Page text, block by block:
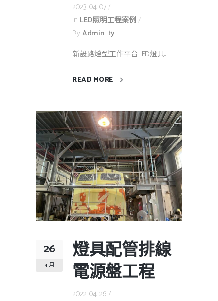
2023-04-07
In LED照明工程案例
By Admin_ty
新設路燈型工作平台LED燈具...
READ MORE
26
4 月
燈具配管排線
電源盤工程
2022-04-26